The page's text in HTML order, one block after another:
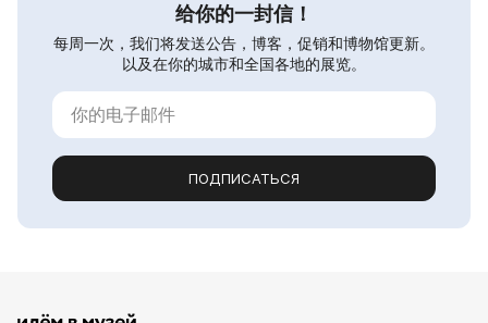
给你的一封信！
每周一次，我们将发送公告，博客，促销和博物馆更新。
以及在你的城市和全国各地的展览。
ПОДПИСАТЬСЯ